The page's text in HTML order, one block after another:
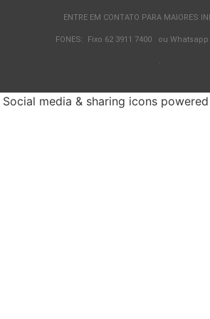
ENTRE EM CONTATO PARA MAIORES
FONES: Fixo 62 3911 7400 ou Whatsapp
.
Social media & sharing icons